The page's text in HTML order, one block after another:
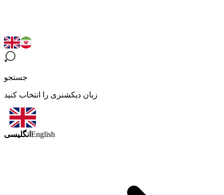
جستجو
زبان دیکشنری را انتخاب کنید
انگلیسی English